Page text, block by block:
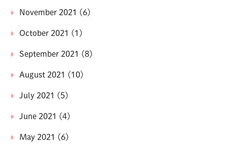
November 2021 (6)
October 2021 (1)
September 2021 (8)
August 2021 (10)
July 2021 (5)
June 2021 (4)
May 2021 (6)